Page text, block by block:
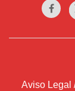
Aviso Legal